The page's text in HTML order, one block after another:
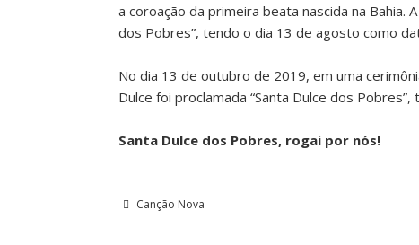
a coroação da primeira beata nascida na Bahia.
dos Pobres”, tendo o dia 13 de agosto como
No dia 13 de outubro de 2019, em uma
Dulce foi proclamada “Santa Dulce dos
Santa Dulce dos Pobres, rogai por nós!
Canção Nova